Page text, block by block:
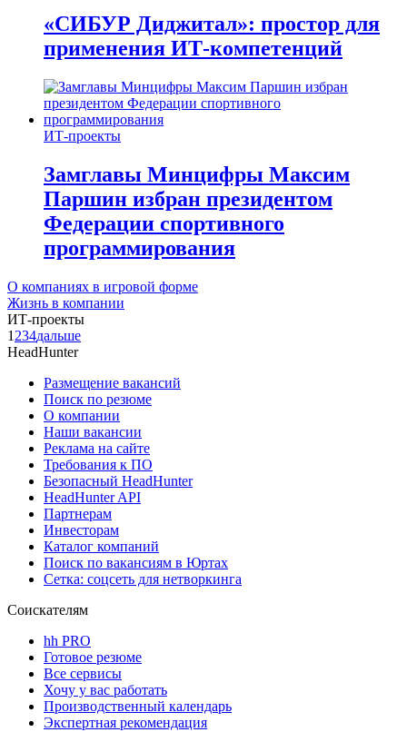
«СИБУР Диджитал»: простор для
применения ИТ-компетенций
ИТ-проекты
Замглавы Минцифры Максим
Паршин избран президентом
Федерации спортивного
программирования
О компаниях в игровой форме
Жизнь в компании
ИТ-проекты
1 234дальше
HeadHunter
Размещение вакансий
Поиск по резюме
О компании
Наши вакансии
Реклама на сайте
Требования к ПО
Безопасный HeadHunter
HeadHunter API
Партнерам
Инвесторам
Каталог компаний
Поиск по вакансиям в Юртах
Сетка: соцсеть для нетворкинга
Соискателям
hh PRO
Готовое резюме
Все сервисы
Хочу у вас работать
Производственный календарь
Экспертная рекомендация